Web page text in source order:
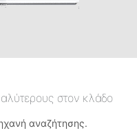
στον κλάδο
αναζήτησης.